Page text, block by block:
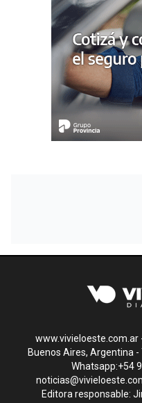
www.vivieloeste.com.ar
Buenos Aires, Argentina
Whatsapp:+54
Editora responsable: